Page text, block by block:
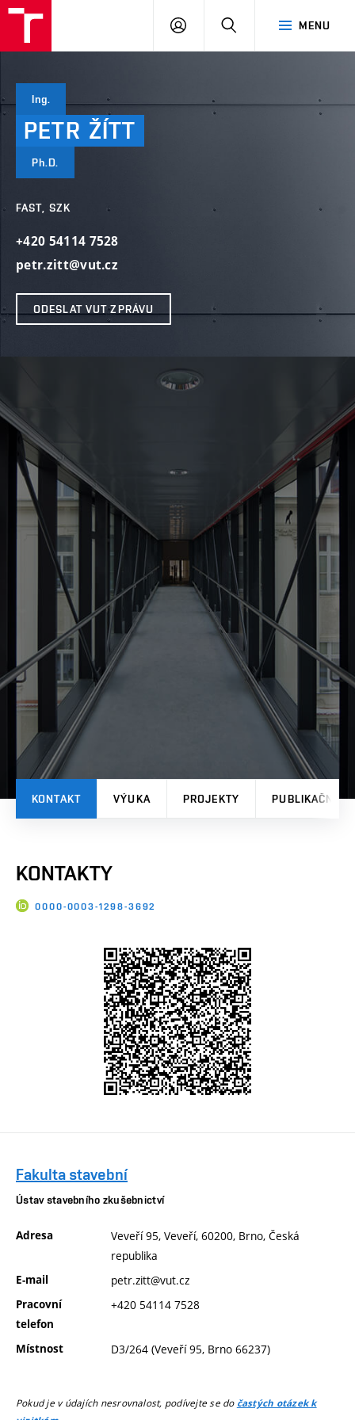
MENU
PŘIHLÁSIT
Ing.
PETR ŽÍTT
Ph.D.
FAST, SZK
+420 54114 7528
petr.zitt@vut.cz
ODESLAT VUT ZPRÁVU
KONTAKT VÝUKA PROJEKTY PUBLIKAČNÍ
KONTAKTY
0000-0003-1298-3692
Fakulta stavební
Ústav stavebního zkušebnictví
Adresa
Veveří 95, Veveří, 60200, Brno, Česká
republika
E-mail petr.zitt@vut.cz
Pracovní
telefon
+420 54114 7528
Místnost D3/264 (Veveří 95, Brno 66237)
Pokud je v údajích nesrovnalost, podívejte se do častých otázek k